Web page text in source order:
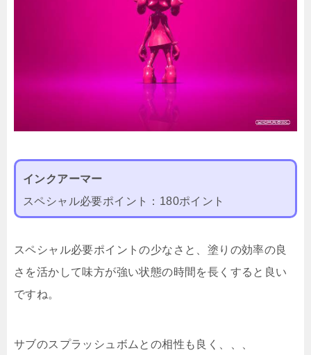
インクアーマー
スペシャル必要ポイント：180ポイント
スペシャル必要ポイントの少なさと、塗りの効率の良
さを活かして味方が強い状態の時間を長くすると良い
ですね。
サブのスプラッシュボムとの相性も良く、、、